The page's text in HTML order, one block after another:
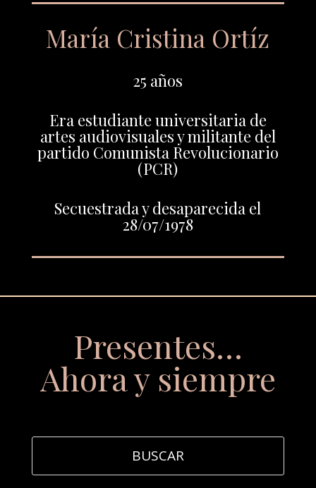
María Cristina Ortíz
25 años
Era estudiante universitaria de
artes audiovisuales y militante del
partido Comunista Revolucionario
(PCR)
Secuestrada y desaparecida el
28/07/1978
Presentes…
Ahora y siempre